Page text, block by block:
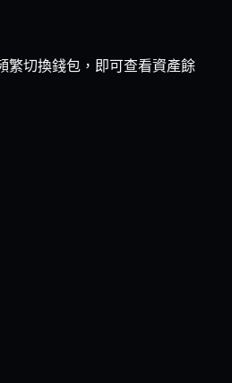
繁切換錢包，即可查看資產餘